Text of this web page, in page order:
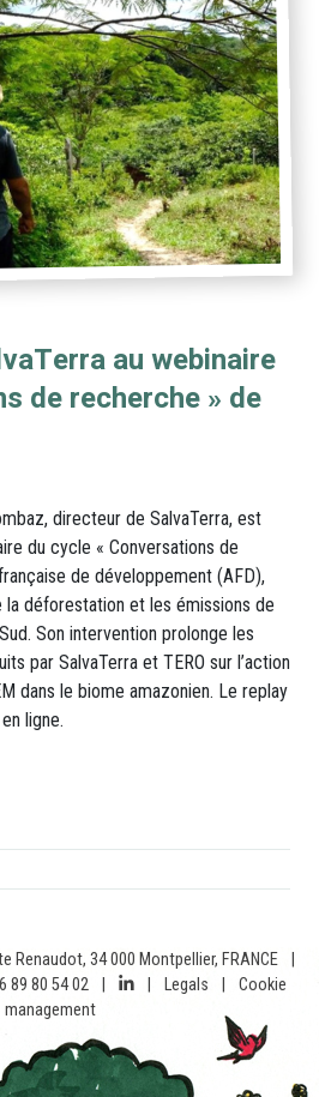
au webinaire
de recherche » de
directeur de SalvaTerra, est
du cycle « Conversations de
de développement (AFD),
déforestation et les émissions de
Son intervention prolonge les
par SalvaTerra et TERO sur l’action
dans le biome amazonien. Le replay
ligne.
Renaudot, 34 000 Montpellier, FRANCE
89 80 54 02 Legals
Cookie
management